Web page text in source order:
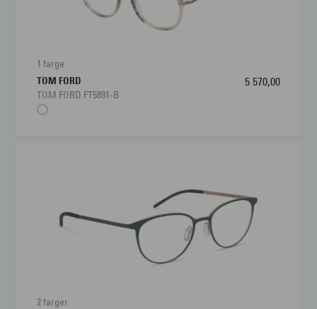
1 farge
TOM FORD
TOM FORD FT5891-B
5 570,00
2 farger